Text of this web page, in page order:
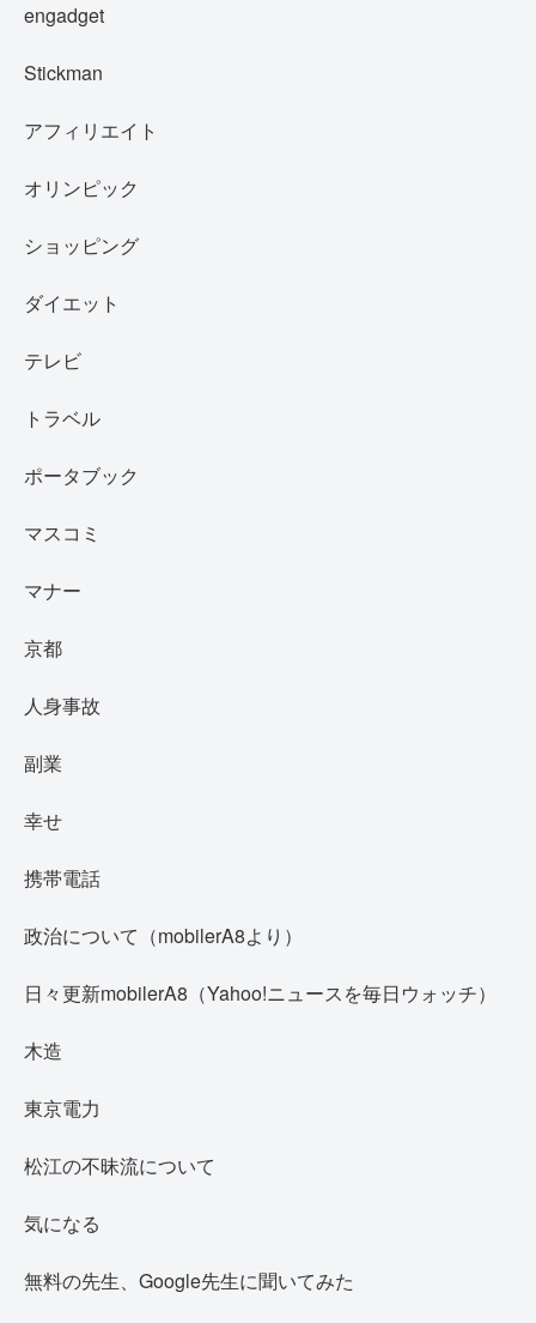
engadget
Stickman
アフィリエイト
オリンピック
ショッピング
ダイエット
テレビ
トラベル
ポータブック
マスコミ
マナー
京都
人身事故
副業
幸せ
携帯電話
政治について（mobilerA8より）
日々更新mobilerA8（Yahoo!ニュースを毎日ウォッチ）
木造
東京電力
松江の不昧流について
気になる
無料の先生、Google先生に聞いてみた